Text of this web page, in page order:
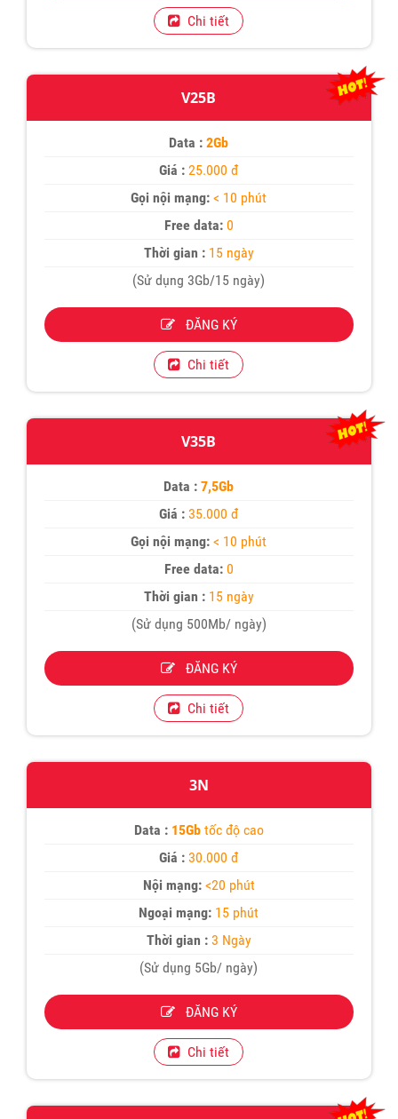
Chi tiết
V25B
Data : 2Gb
Giá :25.000 đ
Gọi nội mạng: < 10 phút
Free data: 0
Thời gian :15 ngày
(Sử dụng 3Gb/15 ngày)
ĐĂNG KÝ
Chi tiết
V35B
Data : 7,5Gb
Giá :35.000 đ
Gọi nội mạng: < 10 phút
Free data: 0
Thời gian :15 ngày
(Sử dụng 500Mb/ ngày)
ĐĂNG KÝ
Chi tiết
3N
Data :15Gb tốc độ cao
Giá :30.000 đ
Nội mạng: <20 phút
Ngoại mạng: 15 phút
Thời gian :3 Ngày
(Sử dụng 5Gb/ ngày)
ĐĂNG KÝ
Chi tiết